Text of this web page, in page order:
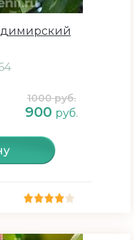
1000 руб.
900 руб.